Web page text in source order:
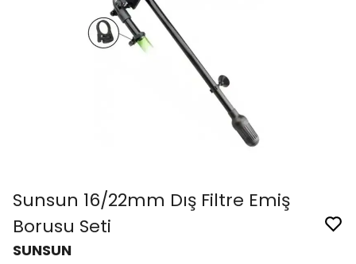
Sunsun 16/22mm Dış Filtre Emiş
Borusu Seti
SUNSUN